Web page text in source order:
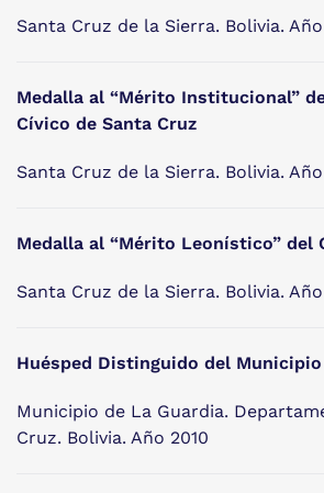
Santa Cruz de la Sierra. Bolivia. Año
Medalla al “Mérito Institucional”
Cívico de Santa Cruz
Santa Cruz de la Sierra. Bolivia. Año
Medalla al “Mérito Leonístico” del
Santa Cruz de la Sierra. Bolivia. Año
Huésped Distinguido del
Municipio de La Guardia.
Cruz. Bolivia. Año 2010